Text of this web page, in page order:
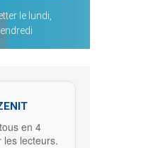
le lundi,
en 4
les lecteurs.